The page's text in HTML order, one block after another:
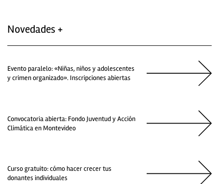
Novedades +
Evento paralelo: «Niñas, niños y adolescentes
y crimen organizado». Inscripciones abiertas
Convocatoria abierta: Fondo Juventud y Acción
Climática en Montevideo
Curso gratuito: cómo hacer crecer tus
donantes individuales